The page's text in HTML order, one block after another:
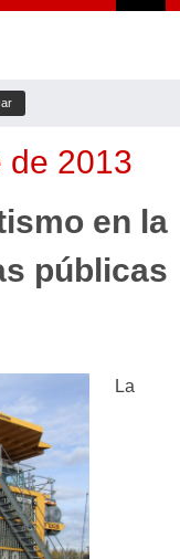
de 2013
en la
públicas
La